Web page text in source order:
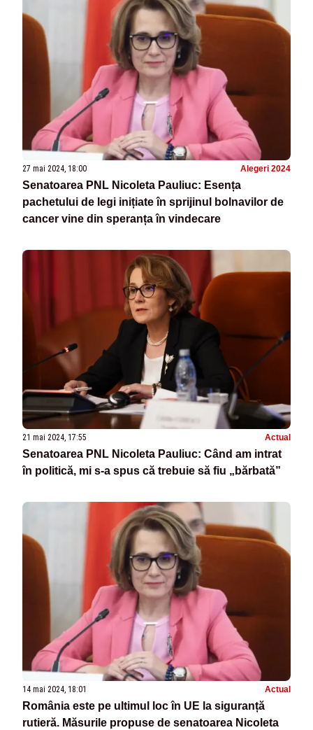
27 mai 2024, 18:00 Alegeri 2024
Senatoarea PNL Nicoleta Pauliuc: Esența
pachetului de legi inițiate în sprijinul bolnavilor de
cancer vine din speranța în vindecare
21 mai 2024, 17:55 Actual
Senatoarea PNL Nicoleta Pauliuc: Când am intrat
în politică, mi s-a spus că trebuie să fiu „bărbată”
14 mai 2024, 18:01 Actual
România este pe ultimul loc în UE la siguranță
rutieră. Măsurile propuse de senatoarea Nicoleta